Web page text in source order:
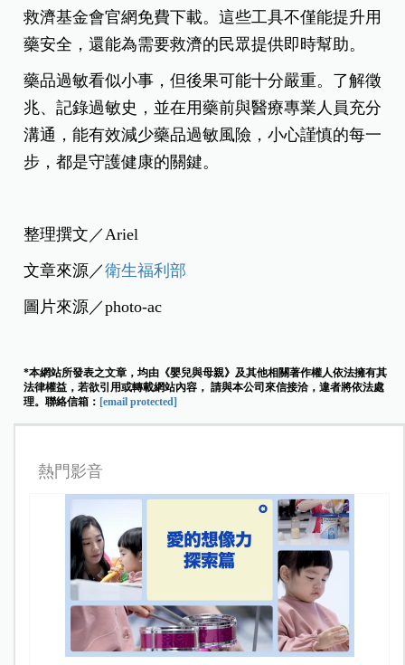
救濟基金會官網免費下載。這些工具不僅能提升用
藥安全，還能為需要救濟的民眾提供即時幫助。
藥品過敏看似小事，但後果可能十分嚴重。了解徵
兆、記錄過敏史，並在用藥前與醫療專業人員充分
溝通，能有效減少藥品過敏風險，小心謹慎的每一
步，都是守護健康的關鍵。
整理撰文／Ariel
文章來源／衛生福利部
圖片來源／photo-ac
*本網站所發表之文章，均由《嬰兒與母親》及其他相關著作權人依法擁有其
法律權益，若欲引用或轉載網站內容， 請與本公司來信接洽，違者將依法處
理。聯絡信箱： [email protected]
熱門影音